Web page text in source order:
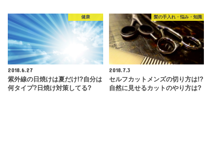
健康
2018.6.27
紫外線の日焼けは夏だけ!?自分は
何タイプ?日焼け対策してる?
髪の手入れ・悩み・知識
2018.7.3
セルフカットメンズの切り方は!?
自然に見せるカットのやり方は?